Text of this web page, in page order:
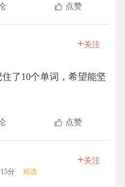
点赞
+关注
了10个单词，希望能坚
点赞
分 精选
+关注